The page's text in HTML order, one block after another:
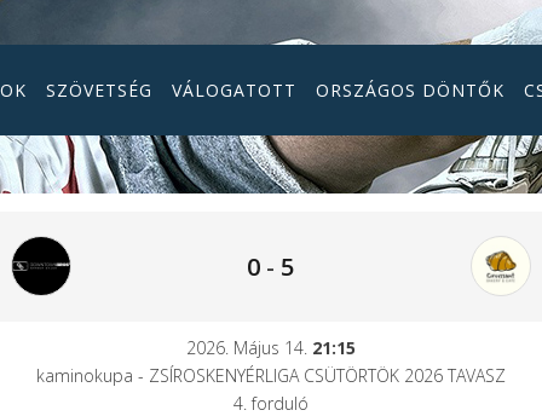
SZÖVETSÉG VÁLOGATOTT ORSZÁGOS DÖNTŐK
0 - 5
2026. Május 14. 21:15
kaminokupa - ZSÍROSKENYÉRLIGA CSÜTÖRTÖK 2026 TAVASZ
4. forduló